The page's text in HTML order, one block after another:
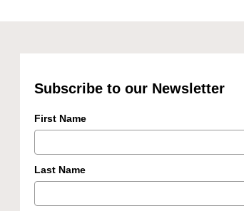
Subscribe to our Newsletter
First Name
Last Name